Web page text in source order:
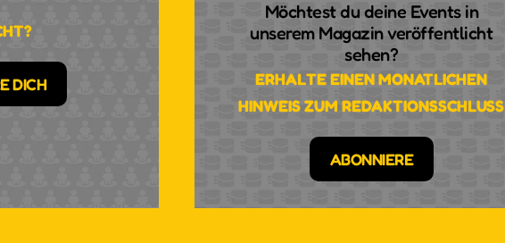
DICH
Möchtest du deine Events in
unserem Magazin veröffentlicht
sehen?
ERHALTE EINEN MONATLICHEN
HINWEIS ZUM REDAKTIONSSCHLUSS
ABONNIERE